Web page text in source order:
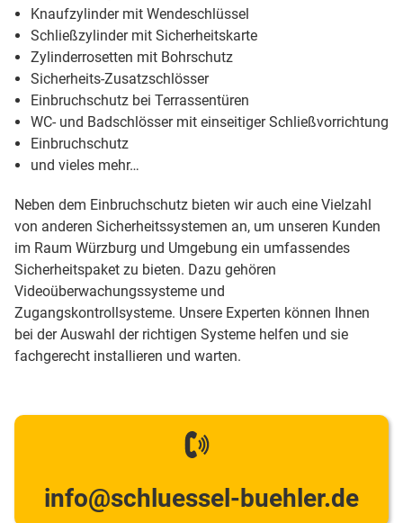
Knaufzylinder mit Wendeschlüssel
Schließzylinder mit Sicherheitskarte
Zylinderrosetten mit Bohrschutz
Sicherheits-Zusatzschlösser
Einbruchschutz bei Terrassentüren
WC- und Badschlösser mit einseitiger Schließvorrichtung
Einbruchschutz
und vieles mehr…
Neben dem Einbruchschutz bieten wir auch eine Vielzahl
von anderen Sicherheitssystemen an, um unseren Kunden
im Raum Würzburg und Umgebung ein umfassendes
Sicherheitspaket zu bieten. Dazu gehören
Videoüberwachungssysteme und
Zugangskontrollsysteme. Unsere Experten können Ihnen
bei der Auswahl der richtigen Systeme helfen und sie
fachgerecht installieren und warten.
info@schluessel-buehler.de